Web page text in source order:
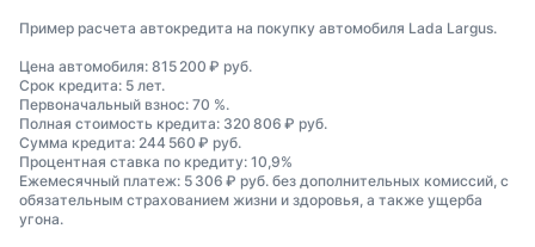
Пример расчета автокредита на покупку автомобиля Lada Largus.
Цена автомобиля: 815 200 ₽ руб.
Срок кредита: 5 лет.
Первоначальный взнос: 70 %.
Полная стоимость кредита: 320 806 ₽ руб.
Сумма кредита: 244 560 ₽ руб.
Процентная ставка по кредиту: 10,9%
Ежемесячный платеж: 5 306 ₽ руб. без дополнительных комиссий, с
обязательным страхованием жизни и здоровья, а также ущерба
угона.